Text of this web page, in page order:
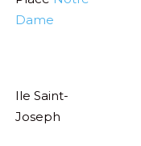
Dame
Ile Saint-
Joseph